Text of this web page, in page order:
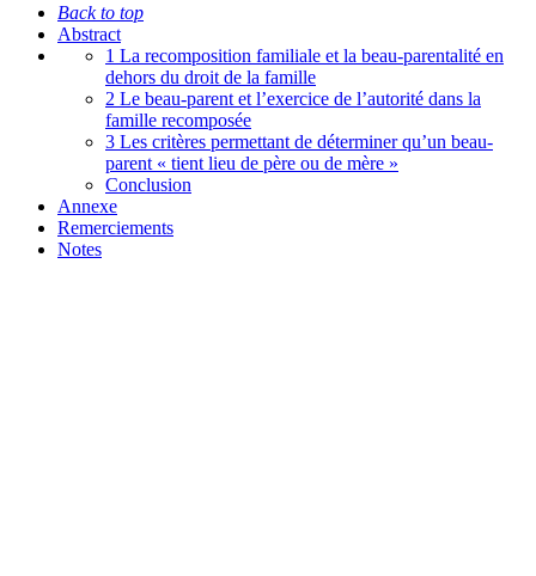
Back to top
Abstract
1 La recomposition familiale et la beau-parentalité en
dehors du droit de la famille
2 Le beau-parent et l’exercice de l’autorité dans la
famille recomposée
3 Les critères permettant de déterminer qu’un beau-
parent « tient lieu de père ou de mère »
Conclusion
Annexe
Remerciements
Notes